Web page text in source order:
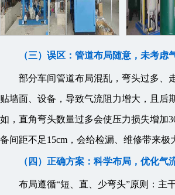
（三）误区：管道布局随意，未考虑
部分车间管道布局混乱，弯头过多、
贴墙面、设备，导致气流阻力增大，且后
如，直角弯头数量过多会使压力损失增加
备间距不足15cm，会给检漏、维修带来极
（四）正确方案：科学布局，优化气
布局遵循“短、直、少弯头”原则：主